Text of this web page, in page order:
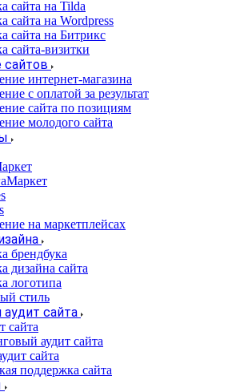
сайта на Tilda
сайта на Wordpress
сайта на Битрикс
сайта-визитки
интернет-магазина
с оплатой за результат
сайта по позициям
молодого сайта
на маркетплейсах
брендбука
дизайна сайта
логотипа
стиль
сайта
сайта
аудит сайта
сайта
поддержка сайта